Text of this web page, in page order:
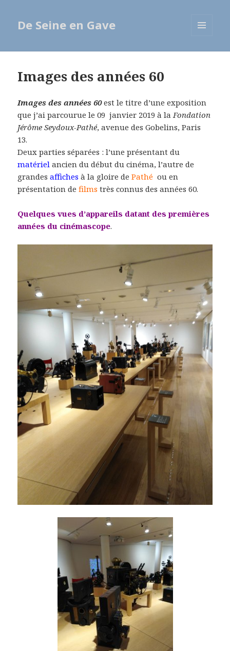
De Seine en Gave
Images des années 60
Images des années 60est le titre d’une exposition
que j’ai parcourue le 09 janvier 2019 à laFondation
Jérôme Seydoux-Pathé, avenue des Gobelins, Paris
13.
Deux parties séparées : l’une présentant du
matériel ancien du début du cinéma, l’autre de
grandesaffiches à la gloire dePathé ou en
présentation defilms très connus des années 60.
Quelques vues d’appareils datant des premières
années du cinémascope.